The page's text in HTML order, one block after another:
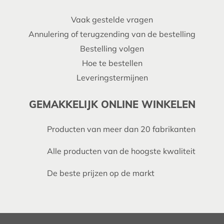
Vaak gestelde vragen
Annulering of terugzending van de bestelling
Bestelling volgen
Hoe te bestellen
Leveringstermijnen
GEMAKKELIJK ONLINE WINKELEN
Producten van meer dan 20 fabrikanten
Alle producten van de hoogste kwaliteit
De beste prijzen op de markt